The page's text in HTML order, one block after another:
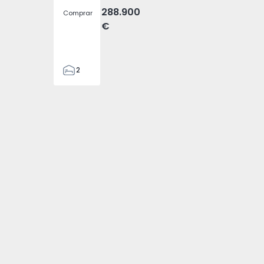
Comprar
288.900
€
2